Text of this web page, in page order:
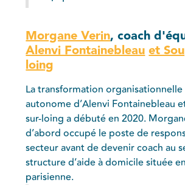
Morgane Verin, coach
Alenvi Fontainebleauet
loing
La transformation
autonome d’Alenvi Fontainebleau
sur-loing a débuté en 2020.
d’abord occupé le poste de
secteur avant de devenir coach au
structure d’aide à domicile située
parisienne.